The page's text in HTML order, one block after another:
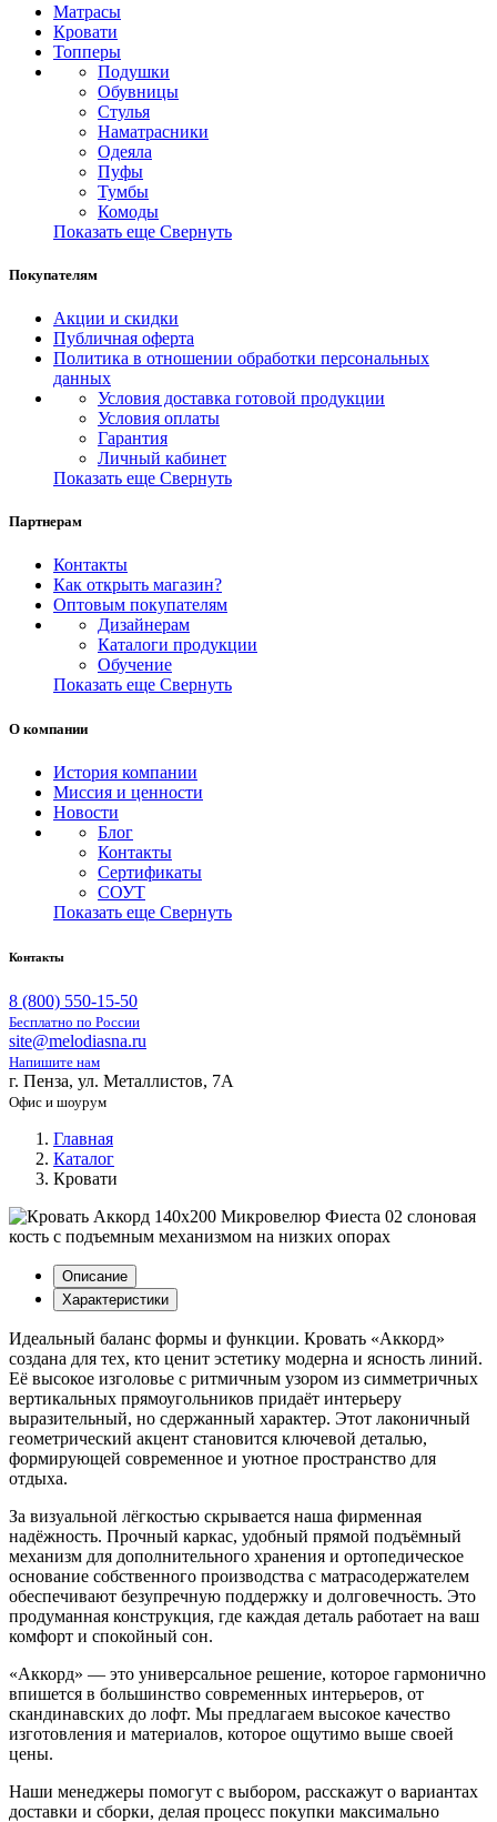
Матрасы
Кровати
Топперы
Подушки
Обувницы
Стулья
Наматрасники
Одеяла
Пуфы
Тумбы
Комоды
Показать еще Свернуть
Покупателям
Акции и скидки
Публичная оферта
Политика в отношении обработки персональных
данных
Условия доставка готовой продукции
Условия оплаты
Гарантия
Личный кабинет
Показать еще Свернуть
Партнерам
Контакты
Как открыть магазин?
Оптовым покупателям
Дизайнерам
Каталоги продукции
Обучение
Показать еще Свернуть
О компании
История компании
Миссия и ценности
Новости
Блог
Контакты
Сертификаты
СОУТ
Показать еще Свернуть
Контакты
8 (800) 550-15-50
Бесплатно по России
site@melodiasna.ru
Напишите нам
г. Пенза, ул. Металлистов, 7А
Офис и шоурум
Главная
Каталог
Кровати
Описание
Характеристики
Идеальный баланс формы и функции. Кровать «Аккорд»
создана для тех, кто ценит эстетику модерна и ясность линий.
Её высокое изголовье с ритмичным узором из симметричных
вертикальных прямоугольников придаёт интерьеру
выразительный, но сдержанный характер. Этот лаконичный
геометрический акцент становится ключевой деталью,
формирующей современное и уютное пространство для
отдыха.
За визуальной лёгкостью скрывается наша фирменная
надёжность. Прочный каркас, удобный прямой подъёмный
механизм для дополнительного хранения и ортопедическое
основание собственного производства с матрасодержателем
обеспечивают безупречную поддержку и долговечность. Это
продуманная конструкция, где каждая деталь работает на ваш
комфорт и спокойный сон.
«Аккорд» — это универсальное решение, которое гармонично
впишется в большинство современных интерьеров, от
скандинавских до лофт. Мы предлагаем высокое качество
изготовления и материалов, которое ощутимо выше своей
цены.
Наши менеджеры помогут с выбором, расскажут о вариантах
доставки и сборки, делая процесс покупки максимально